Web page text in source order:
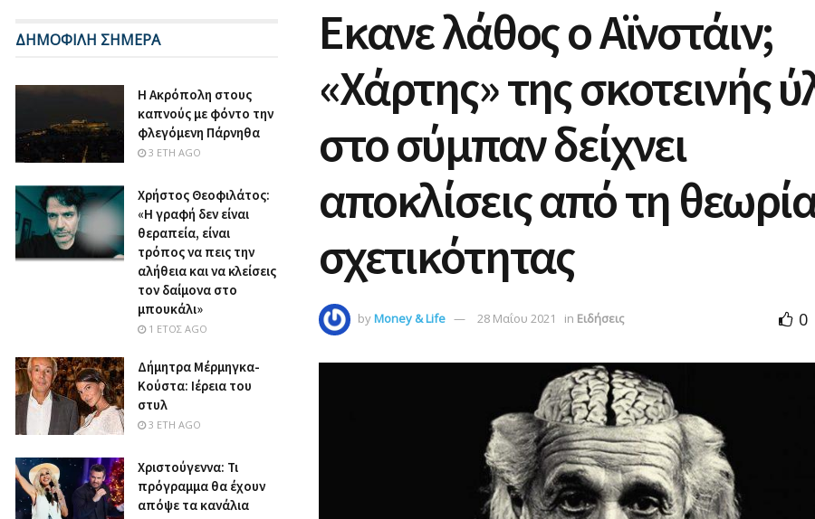
Εκανε λάθος ο Αϊνστάιν;
«Χάρτης» της σκοτεινής
στο σύμπαν δείχνει
αποκλίσεις από τη
σχετικότητας
byMoney & Life 28 Μαΐου 2021 in Ειδήσεις 0
ΔΗΜΟΦΙΛΗ ΣΗΜΕΡΑ
Η Ακρόπολη στους
καπνούς με φόντο την
φλεγόμενη Πάρνηθα
3 ΈΤΗ AGO
Χρήστος Θεοφιλάτος:
«Η γραφή δεν είναι
θεραπεία, είναι
τρόπος να πεις την
αλήθεια και να κλείσεις
τον δαίμονα στο
μπουκάλι»
1 ΈΤΟΣ AGO
Δήμητρα Μέρμηγκα-
Κούστα: Ιέρεια του
στυλ
3 ΈΤΗ AGO
Χριστούγεννα: Τι
πρόγραμμα θα έχουν
απόψε τα κανάλια